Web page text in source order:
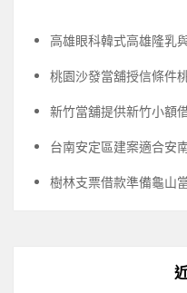
高雄眼科韓式高雄隆乳
桃園沙發當舖授信條件
新竹當舖提供新竹小額
台南安定區建案適合安
樹林支票借款準備龜山